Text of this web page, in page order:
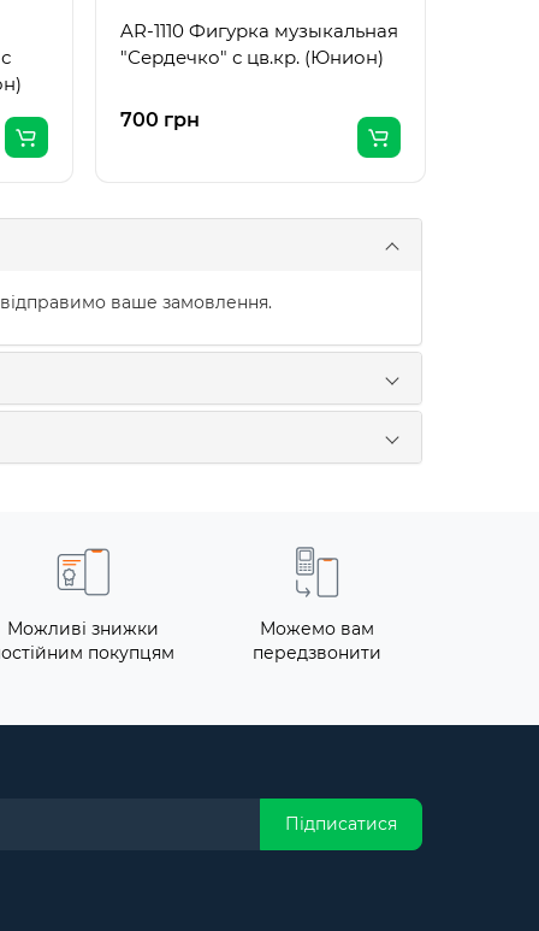
AR-1110 Фигурка музыкальная
"Сердечко" с цв.кр. (Юнион)
700 грн
ваше замовлення.
Можливі знижки
покупцям
Можемо вам
передзвонити
Підписатися